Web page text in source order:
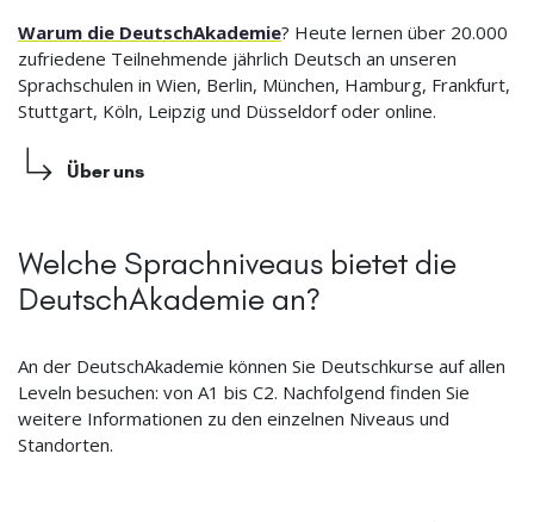
Warum die DeutschAkademie? Heute lernen über 20.000
zufriedene Teilnehmende jährlich Deutsch an unseren
Sprachschulen in Wien, Berlin, München, Hamburg, Frankfurt,
Stuttgart, Köln, Leipzig und Düsseldorf oder online.
Über uns
Welche Sprachniveaus bietet die
DeutschAkademie an?
An der DeutschAkademie können Sie Deutschkurse auf allen
Leveln besuchen: von A1 bis C2. Nachfolgend finden Sie
weitere Informationen zu den einzelnen Niveaus und
Standorten.